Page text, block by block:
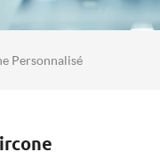
Personnalisé